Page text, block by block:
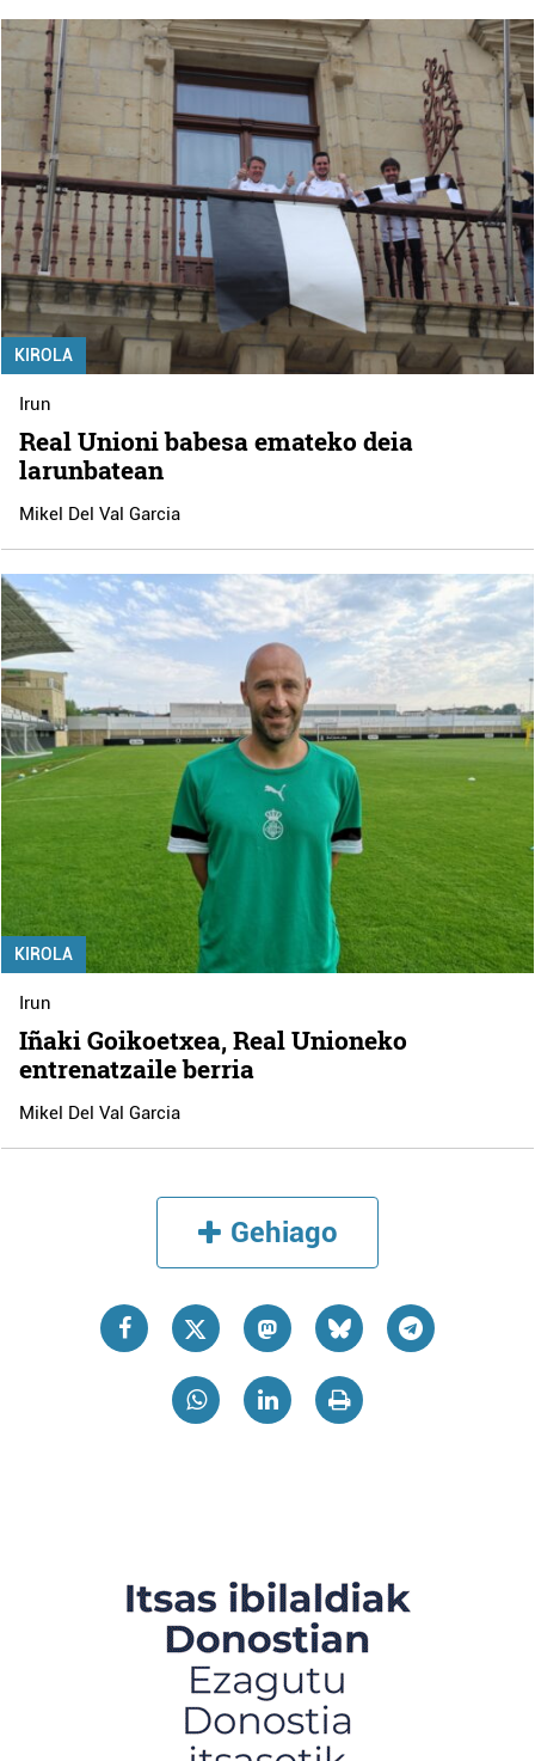
KIROLA
Irun
Real Unioni babesa emateko deia
larunbatean
Mikel Del Val Garcia
KIROLA
Irun
Iñaki Goikoetxea, Real Unioneko
entrenatzaile berria
Mikel Del Val Garcia
Gehiago